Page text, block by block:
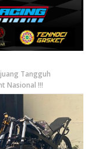
Tangguh
Nasional !!!